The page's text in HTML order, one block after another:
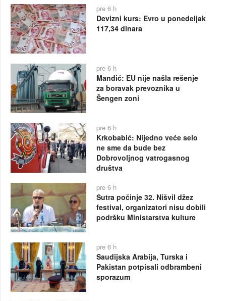
pre 6 h
Devizni kurs: Evro u ponedeljak
117,34 dinara
pre 6 h
Mandić: EU nije našla rešenje
za boravak prevoznika u
Šengen zoni
pre 6 h
Krkobabić: Nijedno veće selo
ne sme da bude bez
Dobrovoljnog vatrogasnog
društva
pre 6 h
Sutra počinje 32. Nišvil džez
festival, organizatori nisu dobili
podršku Ministarstva kulture
pre 6 h
Saudijska Arabija, Turska i
Pakistan potpisali odbrambeni
sporazum